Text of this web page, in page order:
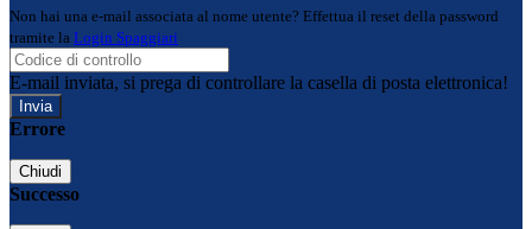
Non hai una e-mail associata al nome utente? Effettua il reset della password
tramite la Login Spaggiari
E-mail inviata, si prega di controllare la casella di posta elettronica!
Errore
Chiudi
Successo